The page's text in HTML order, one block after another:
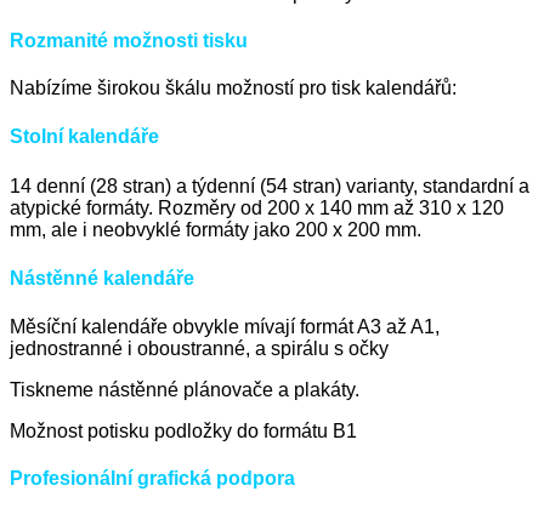
Rozmanité možnosti tisku
Nabízíme širokou škálu možností pro tisk kalendářů:
Stolní kalendáře
14 denní (28 stran) a týdenní (54 stran) varianty, standardní a
atypické formáty. Rozměry od 200 x 140 mm až 310 x 120
mm, ale i neobvyklé formáty jako 200 x 200 mm.
Nástěnné kalendáře
Měsíční kalendáře obvykle mívají formát A3 až A1,
jednostranné i oboustranné, a spirálu s očky
Tiskneme nástěnné plánovače a plakáty.
Možnost potisku podložky do formátu B1
Profesionální grafická podpora